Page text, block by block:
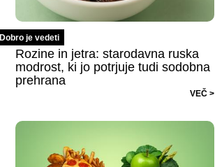
Dobro je vedeti
Rozine in jetra: starodavna ruska
modrost, ki jo potrjuje tudi sodobna
prehrana
VEČ >